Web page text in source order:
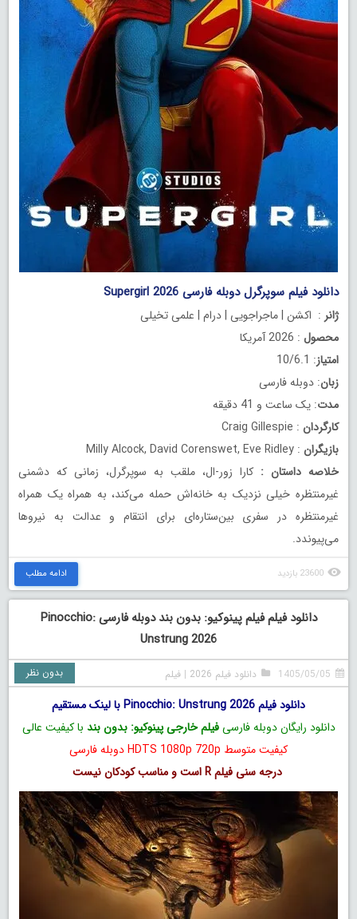
دانلود فیلم سوپرگرل دوبله فارسی Supergirl 2026
ژانر : اکشن | ماجراجویی | درام | علمی تخیلی
محصول : 2026 آمریکا
امتیاز: 10/6.1
زبان: دوبله فارسی
مدت: یک ساعت و 41 دقیقه
کارگردان : Craig Gillespie
بازیگران : Milly Alcock, David Corenswet, Eve Ridley
خلاصه داستان : کارا زور-ال، ملقب به سوپرگرل، زمانی که دشمنی
غیرمنتظره خیلی نزدیک به خانه‌اش حمله می‌کند، به همراه یک همراه
غیرمنتظره در سفری بین‌ستاره‌ای برای انتقام و عدالت به نیروها
می‌پیوندد.
23600 بازدید ادامه مطلب
دانلود فیلم فیلم پینوکیو: بدون بند دوبله فارسی Pinocchio:
Unstrung 2026
1405/05/05 دانلود فیلم 2026 |فیلم بدون نظر
دانلود فیلم Pinocchio: Unstrung 2026 با لینک مستقیم
دانلود رایگان دوبله فارسیفیلم خارجی پینوکیو: بدون بند با کیفیت عالی
کیفیت متوسط HDTS 1080p 720p دوبله فارسی
درجه سنی فیلم R است و مناسب کودکان نیست